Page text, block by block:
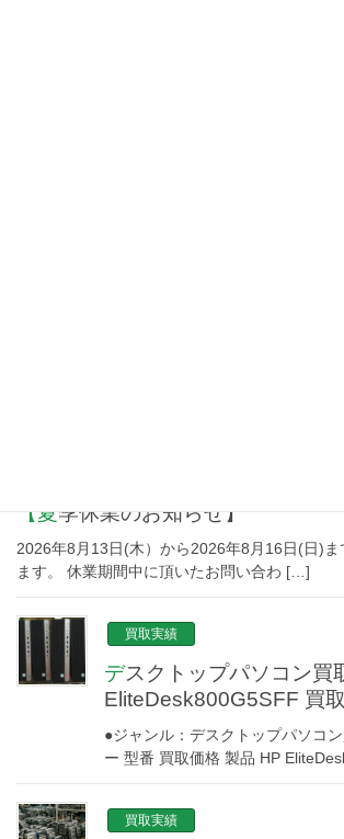
【夏季休業のお知らせ】
2026年8月13日(木）から2026年8月16日(日)ま
ます。 休業期間中に頂いたお問い合わ […]
買取実績
デスクトップパソコン買取
EliteDesk800G5SFF 買
●ジャンル：デスクトップパソコ
ー 型番 買取価格 製品 HP
買取実績